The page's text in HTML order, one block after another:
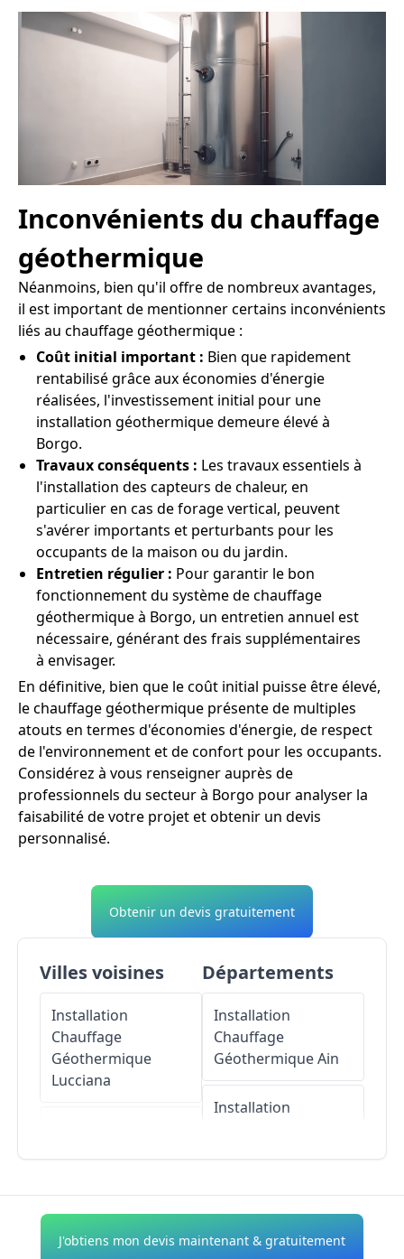
Inconvénients du chauffage
géothermique
Néanmoins, bien qu'il offre de nombreux avantages,
il est important de mentionner certains inconvénients
liés au chauffage géothermique :
Coût initial important : Bien que rapidement
rentabilisé grâce aux économies d'énergie
réalisées, l'investissement initial pour une
installation géothermique demeure élevé à
Borgo.
Travaux conséquents : Les travaux essentiels à
l'installation des capteurs de chaleur, en
particulier en cas de forage vertical, peuvent
s'avérer importants et perturbants pour les
occupants de la maison ou du jardin.
Entretien régulier : Pour garantir le bon
fonctionnement du système de chauffage
géothermique à Borgo, un entretien annuel est
nécessaire, générant des frais supplémentaires
à envisager.
En définitive, bien que le coût initial puisse être élevé,
le chauffage géothermique présente de multiples
atouts en termes d'économies d'énergie, de respect
de l'environnement et de confort pour les occupants.
Considérez à vous renseigner auprès de
professionnels du secteur à Borgo pour analyser la
faisabilité de votre projet et obtenir un devis
personnalisé.
Obtenir un devis gratuitement
Villes voisines
Installation
Chauffage
Géothermique
Lucciana
Vignale
Installation
Départements
Installation
Chauffage
GéothermiqueAin
Installation
Chauffage
J'obtiens mon devis maintenant & gratuitement